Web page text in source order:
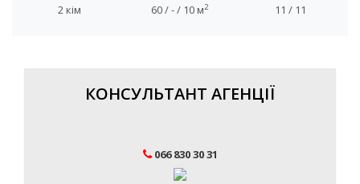
2 кім 60 / - / 10 м2 11 / 11
КОНСУЛЬТАНТ АГЕНЦІЇ
066 830 30 31